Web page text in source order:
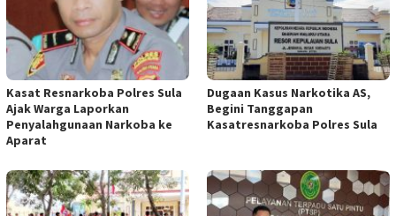
Kasat Resnarkoba Polres Sula
Ajak Warga Laporkan
Penyalahgunaan Narkoba ke
Aparat
Dugaan Kasus Narkotika AS,
Begini Tanggapan
Kasatresnarkoba Polres Sula